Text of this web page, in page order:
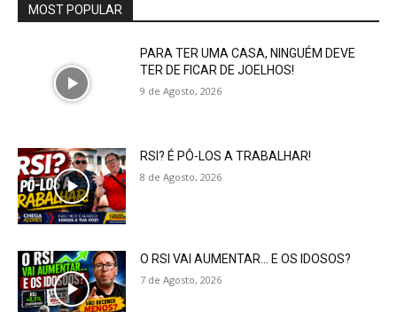
MOST POPULAR
PARA TER UMA CASA, NINGUÉM DEVE
TER DE FICAR DE JOELHOS!
9 de Agosto, 2026
RSI? É PÔ-LOS A TRABALHAR!
8 de Agosto, 2026
O RSI VAI AUMENTAR… E OS IDOSOS?
7 de Agosto, 2026